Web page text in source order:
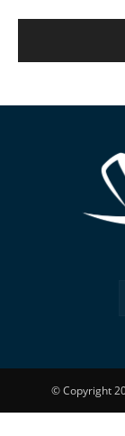
© Copyright